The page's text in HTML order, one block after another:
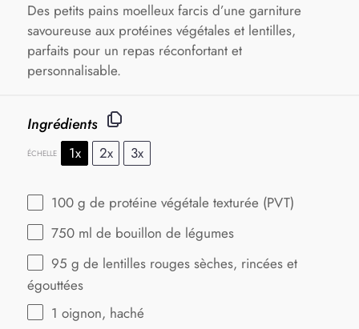
Des petits pains moelleux farcis d’une garniture
savoureuse aux protéines végétales et lentilles,
parfaits pour un repas réconfortant et
personnalisable.
Ingrédients
ÉCHELLE 1x 2x 3x
100 g de protéine végétale texturée (PVT)
750 ml de bouillon de légumes
95 g de lentilles rouges sèches, rincées et
égouttées
1 oignon, haché